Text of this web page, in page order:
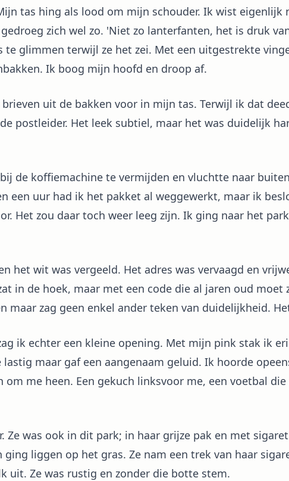
tas hing als lood om mijn schouder. Ik wist eigenlijk
zich wel zo. 'Niet zo lanterfanten, het is druk
te glimmen terwijl ze het zei. Met een uitgestrekte
Ik boog mijn hoofd en droop af.
uit de bakken voor in mijn tas. Terwijl ik dat
postleider. Het leek subtiel, maar het was duidelijk
de koffiemachine te vermijden en vluchtte naar
een uur had ik het pakket al weggewerkt, maar ik
Het zou daar toch weer leeg zijn. Ik ging naar het
het wit was vergeeld. Het adres was vervaagd en
in de hoek, maar met een code die al jaren oud moet
maar zag geen enkel ander teken van duidelijkheid.
ik echter een kleine opening. Met mijn pink stak ik
maar gaf een aangenaam geluid. Ik hoorde
om me heen. Een gekuch linksvoor me, een voetbal
Ze was ook in dit park; in haar grijze pak en met
liggen op het gras. Ze nam een trek van haar
uit. Ze was rustig en zonder die botte stem.